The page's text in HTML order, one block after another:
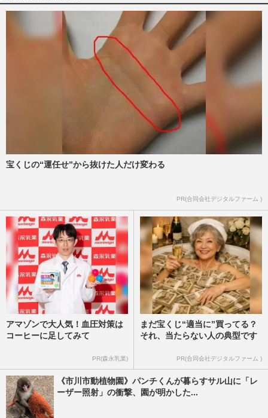
宝くじの“運任せ”から抜けた人だけ変わる
PR(合同会社デジタルファーム )
アマゾンで大人気！血圧対策は
コーヒーに足してみて
PR(森永乳業)
まだ宝くじ“適当に”買ってる？
それ、当たらない人の典型です
PR(合同会社デジタルファーム )
《市川市動植物園》パンチくんが暮らすサル山に「レ
ーザー照射」の衝撃、園が明かした...